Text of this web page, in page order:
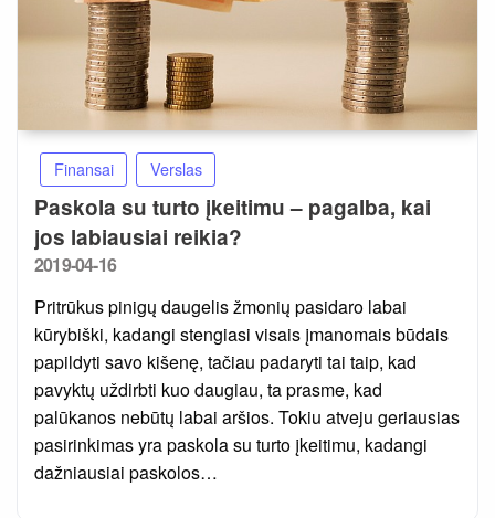
Finansai Verslas
Paskola su turto įkeitimu – pagalba, kai
jos labiausiai reikia?
Posted
2019-04-16
Pritrūkus pinigų daugelis žmonių pasidaro labai
kūrybiški, kadangi stengiasi visais įmanomais būdais
papildyti savo kišenę, tačiau padaryti tai taip, kad
pavyktų uždirbti kuo daugiau, ta prasme, kad
palūkanos nebūtų labai aršios. Tokiu atveju geriausias
pasirinkimas yra paskola su turto įkeitimu, kadangi
dažniausiai paskolos…